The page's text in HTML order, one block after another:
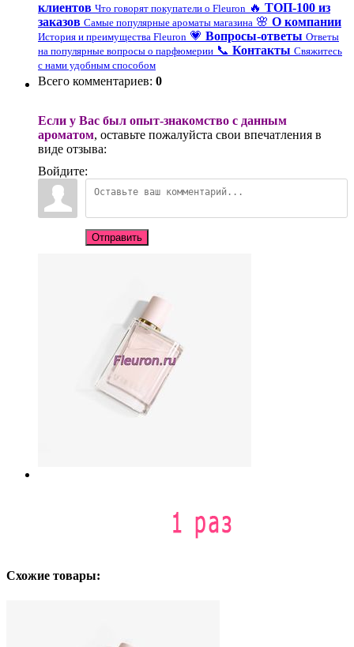
клиентов Что говорят покупатели о Fleuron 🔥 ТОП-100 из
заказов Самые популярные ароматы магазина 🌸 О компании
История и преимущества Fleuron 💗 Вопросы-ответы Ответы
на популярные вопросы о парфюмерии 📞 Контакты Свяжитесь
с нами удобным способом
Всего комментариев: 0
Если у Вас был опыт-знакомство с данным
ароматом, оставьте пожалуйста свои впечатления в
виде отзыва:
Войдите:
Отправить
Схожие товары: